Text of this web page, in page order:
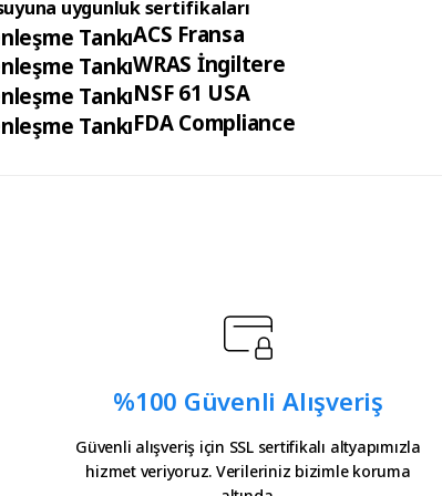
uygunluk sertifikaları
ACS Fransa
WRAS İngiltere
NSF 61 USA
FDA Compliance
%100 Güvenli Alışveriş
Güvenli alışveriş için SSL sertifikalı altyapımızla
hizmet veriyoruz. Verileriniz bizimle koruma